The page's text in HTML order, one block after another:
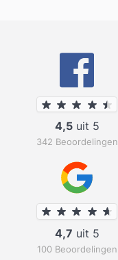
4,5uit 5
342 Beoordelingen
4,7 uit 5
100 Beoordelingen